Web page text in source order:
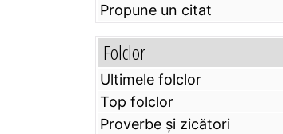
Propune un citat
Folclor
Ultimele folclor
Top folclor
Proverbe și zicători